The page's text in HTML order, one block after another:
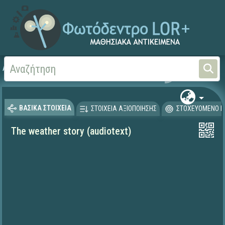
Αρχική Ξένες Γλώσσες -
ΒΑΣΙΚΑ ΣΤΟΙΧΕΙΑ ΣΤΟΙΧΕΙΑ ΑΞΙΟΠΟΙΗΣΗΣ ΣΤΟΧΕΥΟΜΕΝΟ
The weather story (audiotext)